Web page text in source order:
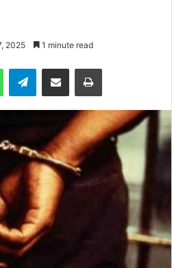
2025 1 minute read
WhatsAppTelegramShare via Email Print